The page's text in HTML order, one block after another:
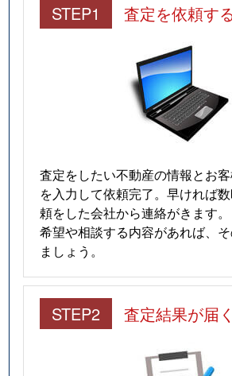
STEP1 査定を依頼す
査定をしたい不動産の情報とお
を入力して依頼完了。早ければ
頼をした会社から連絡がきます。
希望や相談する内容があれば、
ましょう。
STEP2 査定結果が届く